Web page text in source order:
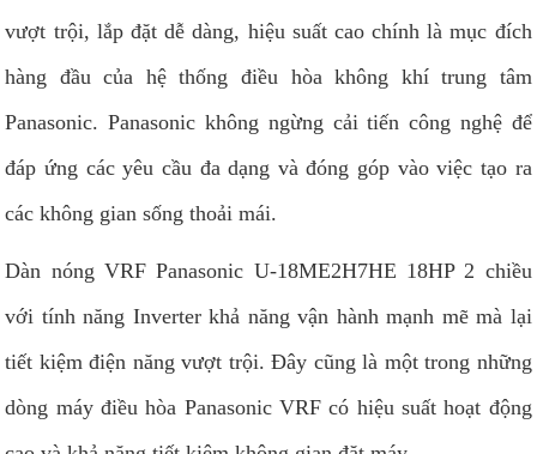
vượt trội, lắp đặt dễ dàng, hiệu suất cao chính là mục đích
hàng đầu của hệ thống điều hòa không khí trung tâm
Panasonic. Panasonic không ngừng cải tiến công nghệ để
đáp ứng các yêu cầu đa dạng và đóng góp vào việc tạo ra
các không gian sống thoải mái.
Dàn nóng VRF Panasonic U-18ME2H7HE 18HP 2 chiều
với tính năng Inverter khả năng vận hành mạnh mẽ mà lại
tiết kiệm điện năng vượt trội. Đây cũng là một trong những
dòng máy điều hòa Panasonic VRF có hiệu suất hoạt động